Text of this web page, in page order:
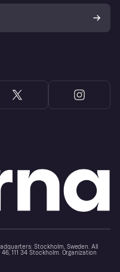
Stockholm, Sweden. All
111 34 Stockholm. Organization